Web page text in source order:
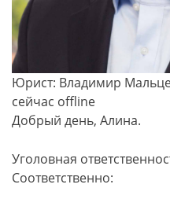
Юрист: Владимир
сейчас offline
Добрый день, Алина.
Уголовная
Соответственно: